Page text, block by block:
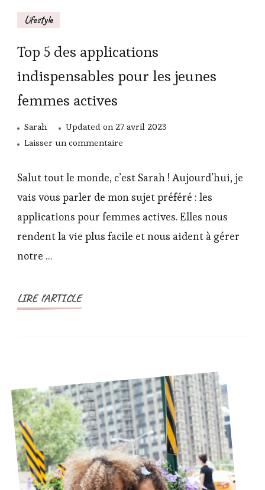
Lifestyle
Top 5 des applications
indispensables pour les jeunes
femmes actives
Sarah Updated on 27 avril 2023
Laisser un commentaire
5
applications
indispensables
pour
Salut tout le monde, c’est Sarah ! Aujourd’hui, je
vais vous parler de mon sujet préféré : les
applications pour femmes actives. Elles nous
rendent la vie plus facile et nous aident à gérer
notre …
LIRE l'ARTICLE